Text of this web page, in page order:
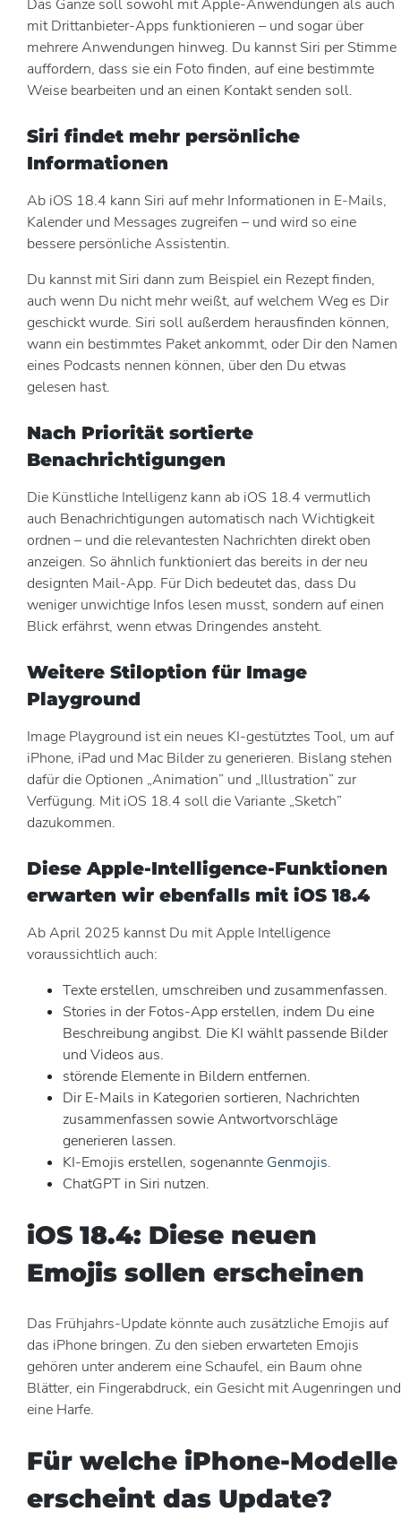
Das Ganze soll sowohl mit Apple-Anwendungen als auch
mit Drittanbieter-Apps funktionieren – und sogar über
mehrere Anwendungen hinweg. Du kannst Siri per Stimme
auffordern, dass sie ein Foto finden, auf eine bestimmte
Weise bearbeiten und an einen Kontakt senden soll.
Siri findet mehr persönliche
Informationen
Ab iOS 18.4 kann Siri auf mehr Informationen in E-Mails,
Kalender und Messages zugreifen – und wird so eine
bessere persönliche Assistentin.
Du kannst mit Siri dann zum Beispiel ein Rezept finden,
auch wenn Du nicht mehr weißt, auf welchem Weg es Dir
geschickt wurde. Siri soll außerdem herausfinden können,
wann ein bestimmtes Paket ankommt, oder Dir den Namen
eines Podcasts nennen können, über den Du etwas
gelesen hast.
Nach Priorität sortierte
Benachrichtigungen
Die Künstliche Intelligenz kann ab iOS 18.4 vermutlich
auch Benachrichtigungen automatisch nach Wichtigkeit
ordnen – und die relevantesten Nachrichten direkt oben
anzeigen. So ähnlich funktioniert das bereits in der neu
designten Mail-App. Für Dich bedeutet das, dass Du
weniger unwichtige Infos lesen musst, sondern auf einen
Blick erfährst, wenn etwas Dringendes ansteht.
Weitere Stiloption für Image
Playground
Image Playground ist ein neues KI-gestütztes Tool, um auf
iPhone, iPad und Mac Bilder zu generieren. Bislang stehen
dafür die Optionen „Animation” und „Illustration” zur
Verfügung. Mit iOS 18.4 soll die Variante „Sketch”
dazukommen.
Diese Apple-Intelligence-Funktionen
erwarten wir ebenfalls mit iOS 18.4
Ab April 2025 kannst Du mit Apple Intelligence
voraussichtlich auch:
Texte erstellen, umschreiben und zusammenfassen.
Stories in der Fotos-App erstellen, indem Du eine
Beschreibung angibst. Die KI wählt passende Bilder
und Videos aus.
störende Elemente in Bildern entfernen.
Dir E-Mails in Kategorien sortieren, Nachrichten
zusammenfassen sowie Antwortvorschläge
generieren lassen.
KI-Emojis erstellen, sogenannte Genmojis.
ChatGPT in Siri nutzen.
iOS 18.4: Diese neuen
Emojis sollen erscheinen
Das Frühjahrs-Update könnte auch zusätzliche Emojis auf
das iPhone bringen. Zu den sieben erwarteten Emojis
gehören unter anderem eine Schaufel, ein Baum ohne
Blätter, ein Fingerabdruck, ein Gesicht mit Augenringen und
eine Harfe.
Für welche iPhone-Modelle
erscheint das Update?